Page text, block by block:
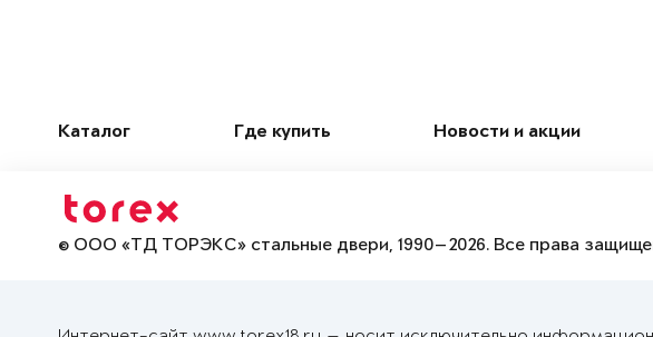
Каталог Где купить Новости и акции
© ООО «ТД ТОРЭКС» стальные двери, 1990—2026. Все права